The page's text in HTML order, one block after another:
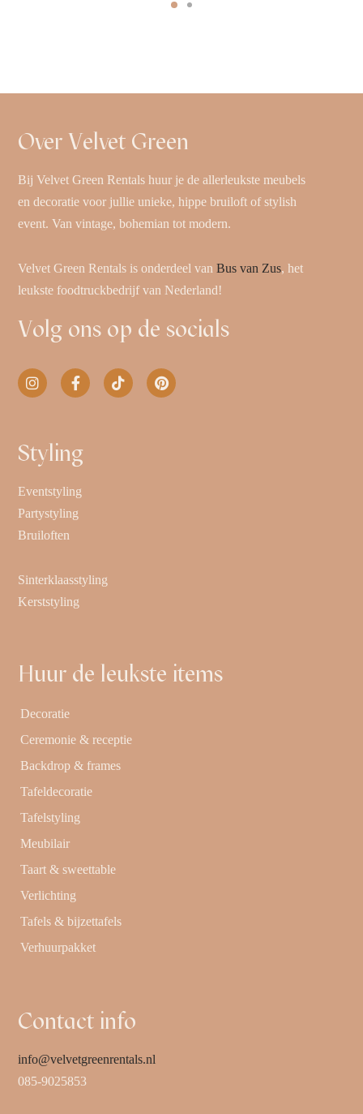
Over Velvet Green
Bij Velvet Green Rentals huur je de allerleukste meubels
en decoratie voor jullie unieke, hippe bruiloft of stylish
event. Van vintage, bohemian tot modern.
Velvet Green Rentals is onderdeel vanBus van Zus, het
leukste foodtruckbedrijf van Nederland!
Volg ons op de socials
Styling
Eventstyling
Partystyling
Bruiloften
Sinterklaasstyling
Kerststyling
Huur de leukste items
Decoratie
Ceremonie & receptie
Backdrop & frames
Tafeldecoratie
Tafelstyling
Meubilair
Taart & sweettable
Verlichting
Tafels & bijzettafels
Verhuurpakket
Contact info
info@velvetgreenrentals.nl
085-9025853